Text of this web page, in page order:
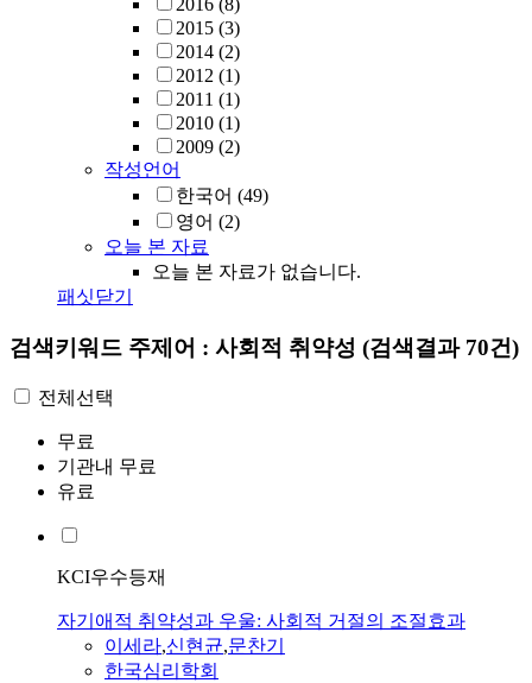
2016 (8)
2015 (3)
2014 (2)
2012 (1)
2011 (1)
2010 (1)
2009 (2)
작성언어
한국어 (49)
영어 (2)
오늘 본 자료
오늘 본 자료가 없습니다.
패싯닫기
검색키워드 주제어 : 사회적 취약성 (검색결과 70건)
전체선택
무료
기관내 무료
유료
KCI우수등재
자기애적 취약성과 우울: 사회적 거절의 조절효과
이세라,신현균,문찬기
한국심리학회